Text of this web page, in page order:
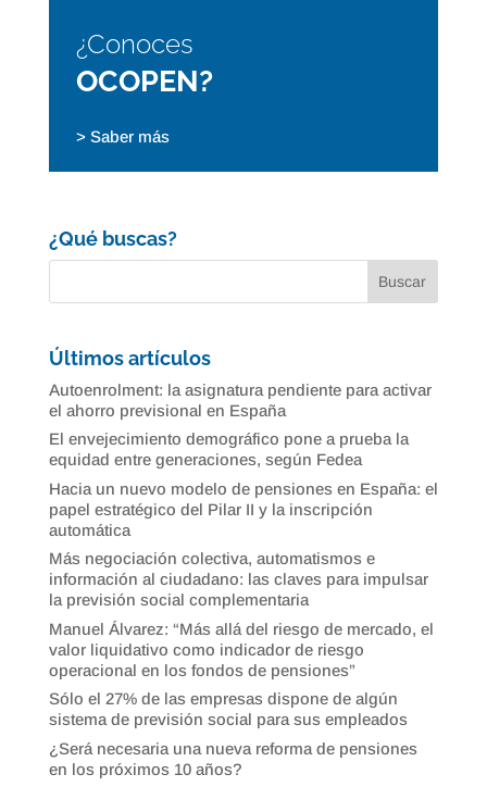
¿Conoces
OCOPEN?
> Saber más
¿Qué buscas?
Últimos artículos
Autoenrolment: la asignatura pendiente para activar
el ahorro previsional en España
El envejecimiento demográfico pone a prueba la
equidad entre generaciones, según Fedea
Hacia un nuevo modelo de pensiones en España: el
papel estratégico del Pilar II y la inscripción
automática
Más negociación colectiva, automatismos e
información al ciudadano: las claves para impulsar
la previsión social complementaria
Manuel Álvarez: “Más allá del riesgo de mercado, el
valor liquidativo como indicador de riesgo
operacional en los fondos de pensiones”
Sólo el 27% de las empresas dispone de algún
sistema de previsión social para sus empleados
¿Será necesaria una nueva reforma de pensiones
en los próximos 10 años?